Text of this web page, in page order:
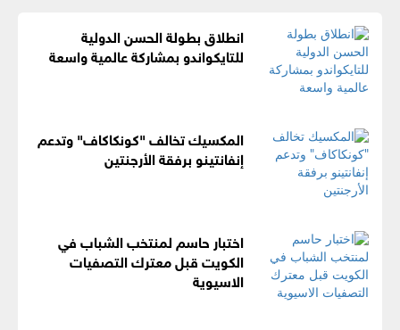
انطلاق بطولة الحسن الدولية
للتايكواندو بمشاركة عالمية واسعة
المكسيك تخالف "كونكاكاف" وتدعم
إنفانتينو برفقة الأرجنتين
اختبار حاسم لمنتخب الشباب في
الكويت قبل معترك التصفيات
الاسيوية